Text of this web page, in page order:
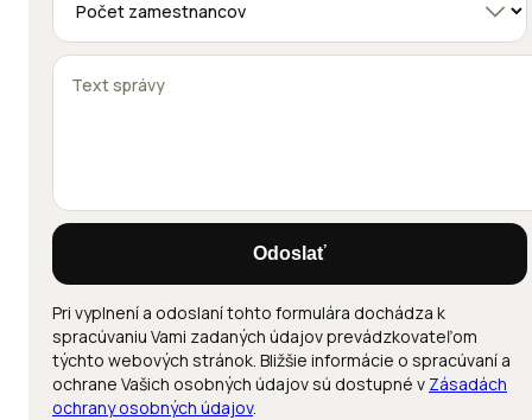
Odoslať
Pri vyplnení a odoslaní tohto formulára dochádza k
spracúvaniu Vami zadaných údajov prevádzkovateľom
týchto webových stránok. Bližšie informácie o spracúvaní a
ochrane Vašich osobných údajov sú dostupné v Zásadách
ochrany osobných údajov.